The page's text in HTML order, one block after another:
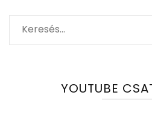
Keresés:
YOUTUBE